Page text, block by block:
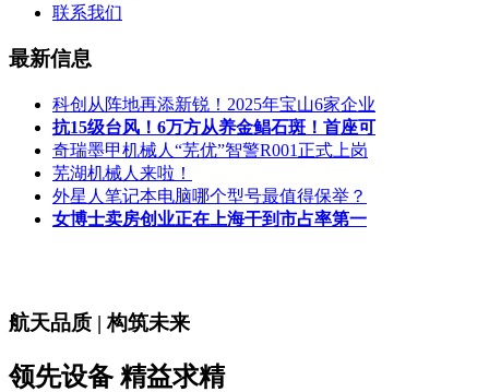
联系我们
最新信息
科创从阵地再添新锐！2025年宝山6家企业
抗15级台风！6万方从养金鲳石斑！首座可
奇瑞墨甲机械人“芜优”智警R001正式上岗
芜湖机械人来啦！
外星人笔记本电脑哪个型号最值得保举？
女博士卖房创业正在上海干到市占率第一
航天品质 | 构筑未来
领先设备 精益求精